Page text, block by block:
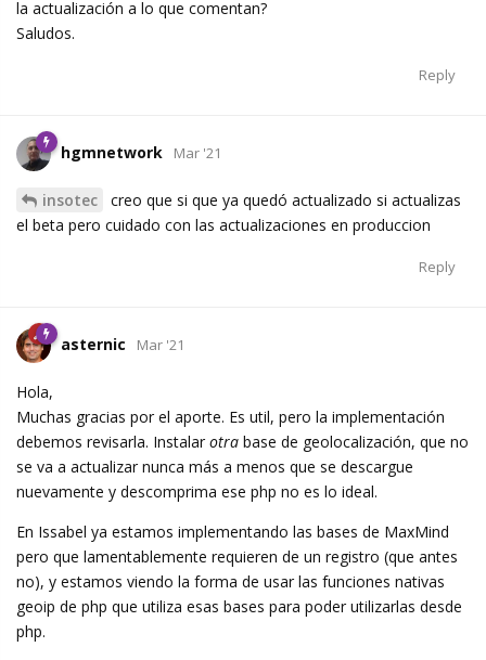
la actualización a lo que comentan?
Saludos.
Reply
hgmnetwork Mar '21
insotec
creo que si que ya quedó actualizado si actualizas
el beta pero cuidado con las actualizaciones en produccion
Reply
asternic Mar '21
Hola,
Muchas gracias por el aporte. Es util, pero la implementación
debemos revisarla. Instalar otra base de geolocalización, que no
se va a actualizar nunca más a menos que se descargue
nuevamente y descomprima ese php no es lo ideal.
En Issabel ya estamos implementando las bases de MaxMind
pero que lamentablemente requieren de un registro (que antes
no), y estamos viendo la forma de usar las funciones nativas
geoip de php que utiliza esas bases para poder utilizarlas desde
php.